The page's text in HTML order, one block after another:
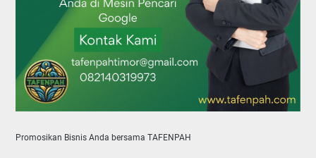
Promosikan Bisnis Anda bersama TAFENPAH